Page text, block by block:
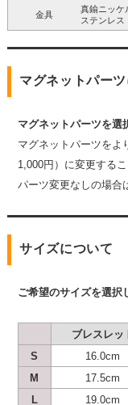
金具
真鍮ニッケ
ステンレス
マグネットパー
マグネットパーツを選
マグネットパーツをよ
1,000円）に変更するこ
パーツ変更なしの場合
サイズについて
ご希望のサイズを選択
ブレスレッ
S
16.0cm
M
17.5cm
L
19.0cm